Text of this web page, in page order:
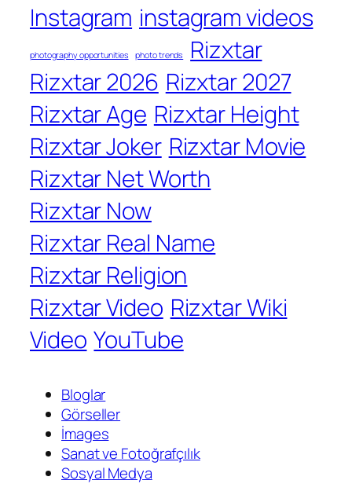
Instagram instagram videos
photography opportunities photo trends
Rizxtar
Rizxtar 2026 Rizxtar 2027
Rizxtar Age Rizxtar Height
Rizxtar Joker Rizxtar Movie
Rizxtar Net Worth
Rizxtar Now
Rizxtar Real Name
Rizxtar Religion
Rizxtar Video Rizxtar Wiki
Video YouTube
Bloglar
Görseller
İmages
Sanat ve Fotoğrafçılık
Sosyal Medya